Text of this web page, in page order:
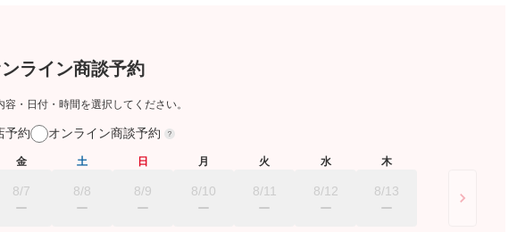
ライン商談予約
容・日付・時間を選択してください。
予約 オンライン商談予約
金
8/7
土
8/8
日
8/9
月
8/10
火
8/11
水
8/12
木
8/13